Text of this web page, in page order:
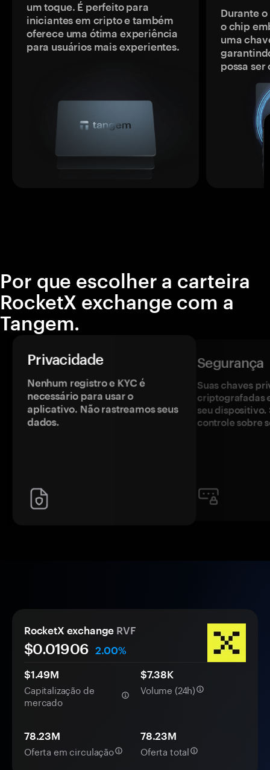
um toque. É perfeito para
iniciantes em cripto e também
oferece uma ótima experiência
para usuários mais experientes.
Durante
o chip
uma
possa
Por que escolher a carteira
RocketX exchange com a
Tangem.
Privacidade
Nenhum registro e KYC é
necessário para usar o
aplicativo. Não rastreamos seus
dados.
Segurança
Suas chaves
criptografadas
seu dispositivo.
controle sobre
RocketX exchange RVF
$0.01906 2.00%
$1.49M
Capitalização de
mercado
$7.38K
Volume (24h)
78.23M
Oferta em circulação
78.23M
Oferta total